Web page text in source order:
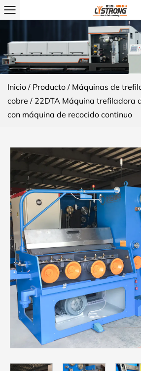
Inicio / Producto / Máquinas de
cobre / 22DTA Máquina trefiladora
con máquina de recocido continuo